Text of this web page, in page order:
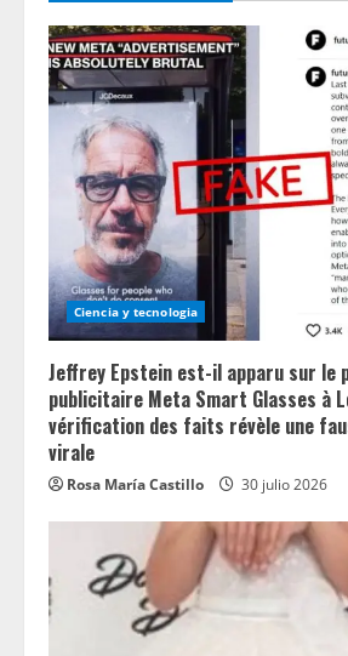
Ciencia y tecnologia
Jeffrey Epstein est-il apparu sur le
publicitaire Meta Smart Glasses à
vérification des faits révèle une
virale
Rosa María Castillo 30 julio 2026